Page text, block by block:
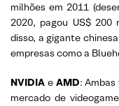
milhões em 2011
2020, pagou US$ 200
disso, a gigante
empresas como a
NVIDIA e AMD:
mercado de